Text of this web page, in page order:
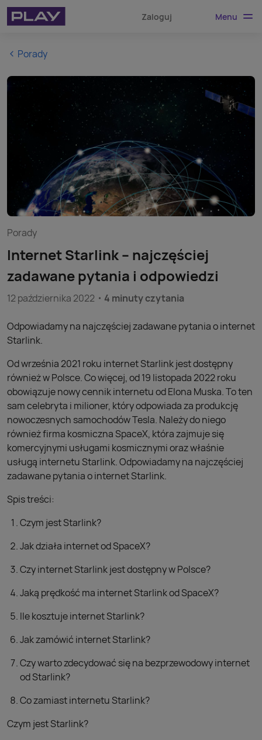
Zaloguj Menu
Porady
Porady
Internet Starlink – najczęściej
zadawane pytania i odpowiedzi
12 października 2022 4 minuty czytania
Odpowiadamy na najczęściej zadawane pytania o internet
Starlink.
Od września 2021 roku internet Starlink jest dostępny
również w Polsce. Co więcej, od 19 listopada 2022 roku
obowiązuje nowy cennik internetu od Elona Muska. To ten
sam celebryta i milioner, który odpowiada za produkcję
nowoczesnych samochodów Tesla. Należy do niego
również firma kosmiczna SpaceX, która zajmuje się
komercyjnymi usługami kosmicznymi oraz właśnie
usługą internetu Starlink. Odpowiadamy na najczęściej
zadawane pytania o internet Starlink.
Spis treści:
Czym jest Starlink?
Jak działa internet od SpaceX?
Czy internet Starlink jest dostępny w Polsce?
Jaką prędkość ma internet Starlink od SpaceX?
Ile kosztuje internet Starlink?
Jak zamówić internet Starlink?
Czy warto zdecydować się na bezprzewodowy internet
od Starlink?
Co zamiast internetu Starlink?
Czym jest Starlink?